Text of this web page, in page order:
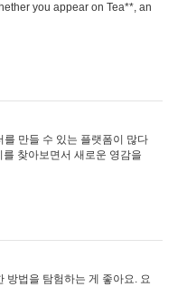
you appear on Tea**, an
만들 수 있는 플랫폼이 많다
찾아보면서 새로운 영감을
방법을 탐험하는 게 좋아요. 요